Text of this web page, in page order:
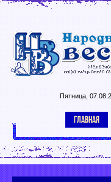
Пятница,
ГЛАВНАЯ